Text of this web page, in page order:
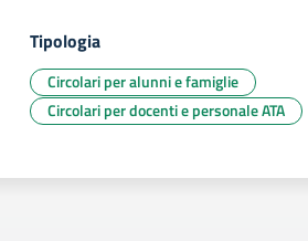
Tipologia
Circolari per alunni e famiglie
Circolari per docenti e personale ATA